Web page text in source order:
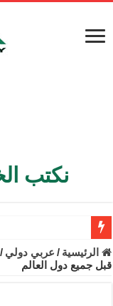
نكتب
الأمن الداخلي يعثر على
الوزير الشيباني يبحث
الرئيسية / عربي دولي /
قبل جميع دول العالم